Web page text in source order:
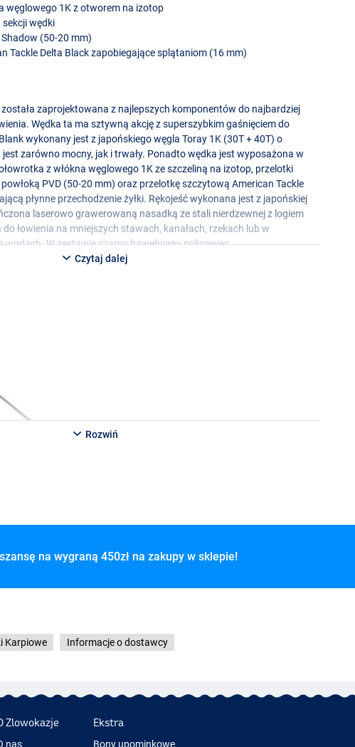
węglowego 1K z otworem na izotop
wędki
(50-20 mm)
Tackle Delta Black zapobiegające splątaniom (16 mm)
została zaprojektowana z najlepszych komponentów do najbardziej
Wędka ta ma sztywną akcję z superszybkim gaśnięciem do
wykonany jest z japońskiego węgla Toray 1K (30T + 40T) o
jest zarówno mocny, jak i trwały. Ponadto wędka jest wyposażona w
z włókna węglowego 1K ze szczeliną na izotop, przelotki
PVD (50-20 mm) oraz przelotkę szczytową American Tackle
płynne przechodzenie żyłki. Rękojeść wykonana jest z japońskiej
laserowo grawerowaną nasadką ze stali nierdzewnej z logiem
łowienia na mniejszych stawach, kanałach, rzekach lub w
wodach. W zestawie czarny bawełniany pokrowiec.
Czytaj dalej
Rozwiń
na wygraną 450zł na zakupy w sklepie!
Karpiowe Informacje o dostawcy
Zlowokazje
nas
Ekstra
Bony upominkowe